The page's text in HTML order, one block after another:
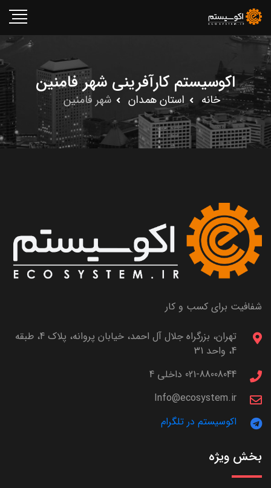
اکوسیستم کارآفرینی شهر فامنین
خانه استان همدان شهر فامنین
شفافیت برای کسب و کار
تهران، بزرگراه جلال آل احمد، خیابان پروانه، پلاک 4، طبقه
4، واحد 31
021-88008044 داخلی 4
Info@ecosystem.ir
اکوسیستم در تلگرام
بخش ویژه